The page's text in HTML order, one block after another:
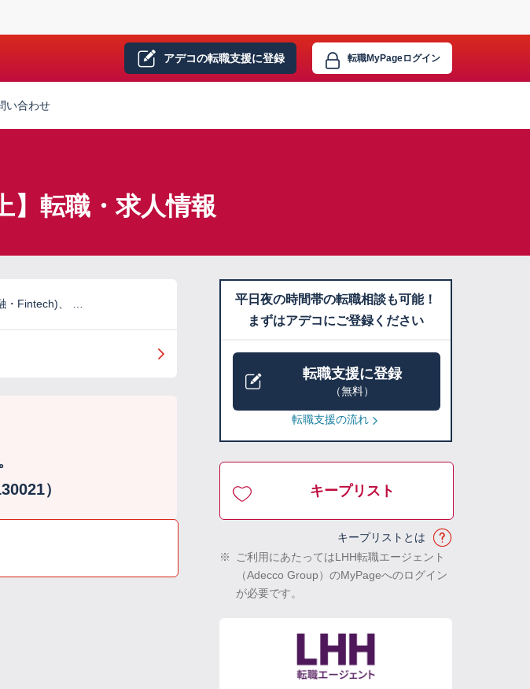
アデコの転職支援に登録 転職MyPageログイン
い合わせ
】転職・求人情報
・Fintech)、 …
）
平日夜の時間帯の転職相談も可能！
まずはアデコにご登録ください
転職支援に登録
（無料）
転職支援の流れ
キープリスト
キープリストとは
※
ご利用にあたってはLHH転職エージェント
（Adecco Group）のMyPageへのログイン
が必要です。